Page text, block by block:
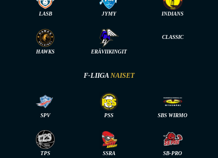
LASB JYMY INDIANS
HAWKS ERÄVIIKINGIT
CLASSIC
F-LIIGA NAISET
SPV PSS SBS WIRMO
TPS SSRA SB-PRO